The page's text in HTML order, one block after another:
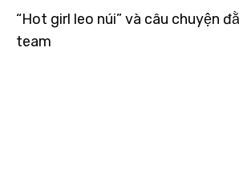
“Hot girl leo núi” và câu chuyện
team